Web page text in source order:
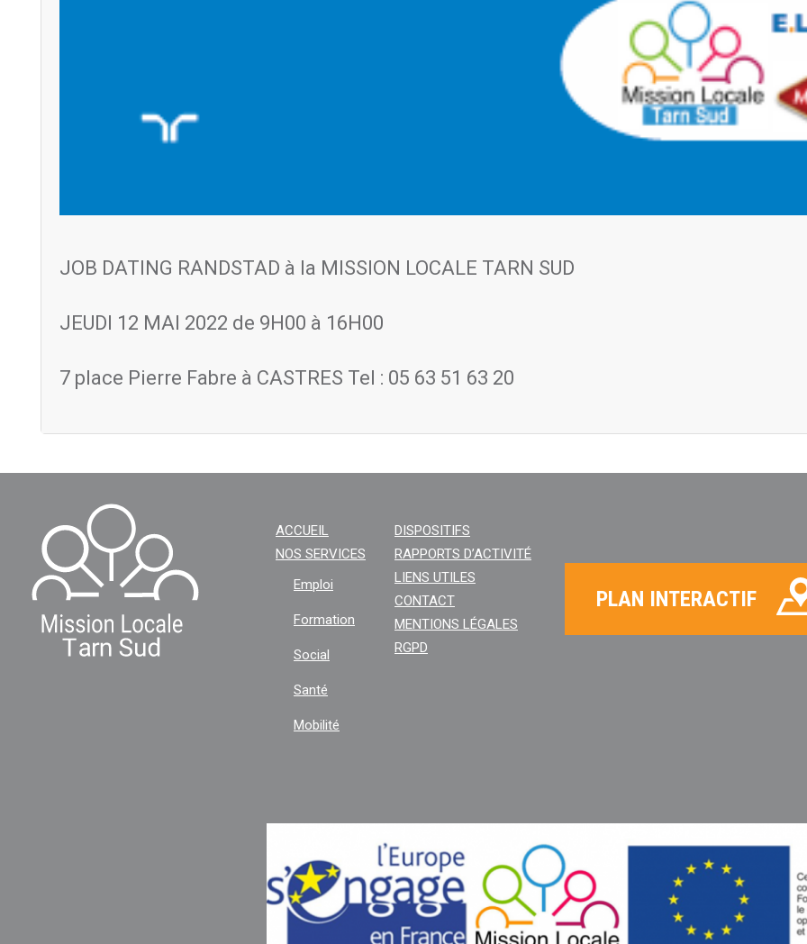
JOB DATING RANDSTAD à la MISSION LOCALE TARN SUD
JEUDI 12 MAI 2022 de 9H00 à 16H00
7 place Pierre Fabre à CASTRES Tel : 05 63 51 63 20
ACCUEIL
NOS SERVICES
Emploi
Formation
Social
Santé
Mobilité
DISPOSITIFS
RAPPORTS D’ACTIVITÉ
LIENS UTILES
CONTACT
MENTIONS LÉGALES
RGPD
PLAN INTERACTIF